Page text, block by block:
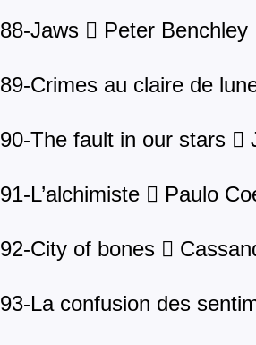
88-Jaws  Peter Benchley
89-Crimes au claire de
90-The fault in our stars 
91-L’alchimiste  Paulo
92-City of bones 
93-La confusion des